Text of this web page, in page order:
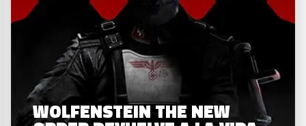
WOLFENSTEIN THE NEW